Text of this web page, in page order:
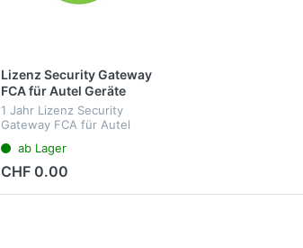
Lizenz Security Gateway
FCA für Autel Geräte
1 Jahr Lizenz Security
Gateway FCA für Autel
ab Lager
CHF 0.00